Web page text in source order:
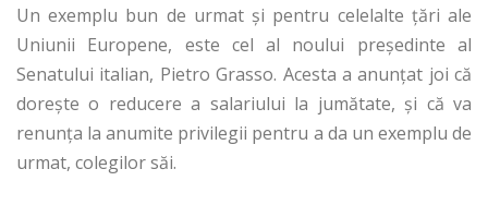
Un exemplu bun de urmat și pentru celelalte țări ale
Uniunii Europene, este cel al noului președinte al
Senatului italian, Pietro Grasso. Acesta a anunțat joi că
dorește o reducere a salariului la jumătate, și că va
renunța la anumite privilegii pentru a da un exemplu de
urmat, colegilor săi.